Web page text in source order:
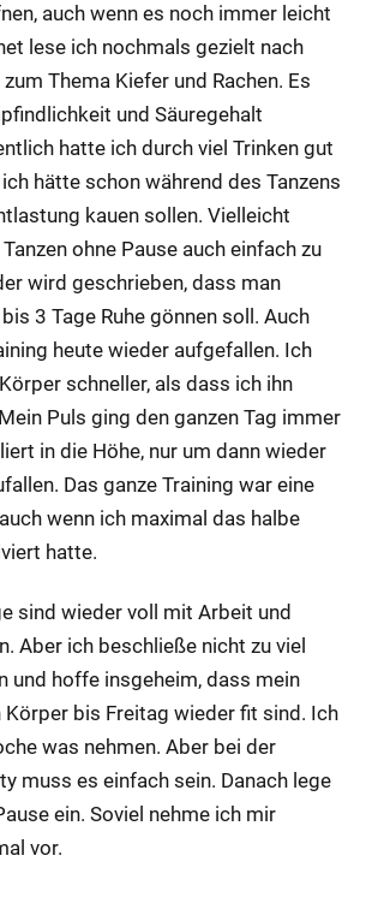
auch wenn es noch immer leicht
lese ich nochmals gezielt nach
Thema Kiefer und Rachen. Es
und Säuregehalt
hatte ich durch viel Trinken gut
hätte schon während des Tanzens
kauen sollen. Vielleicht
ohne Pause auch einfach zu
wird geschrieben, dass man
3 Tage Ruhe gönnen soll. Auch
heute wieder aufgefallen. Ich
schneller, als dass ich ihn
Puls ging den ganzen Tag immer
in die Höhe, nur um dann wieder
Das ganze Training war eine
wenn ich maximal das halbe
hatte.
sind wieder voll mit Arbeit und
Aber ich beschließe nicht zu viel
und hoffe insgeheim, dass mein
Körper bis Freitag wieder fit sind. Ich
was nehmen. Aber bei der
muss es einfach sein. Danach lege
ein. Soviel nehme ich mir
vor.